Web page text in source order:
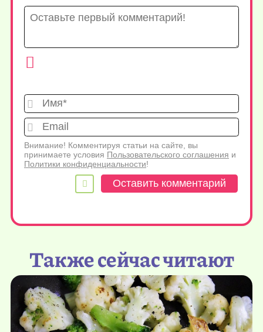
Имя*
Внимание! Комментируя статьи на сайте, вы
принимаете условия Пользовательского соглашения и
Политики конфиденциальности!
Также сейчас читают